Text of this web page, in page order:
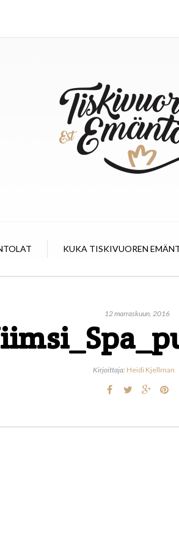
KUKA TISKIVUOREN
12 marraskuun, 2016
Kirjoittaja: Heidi Kjellman